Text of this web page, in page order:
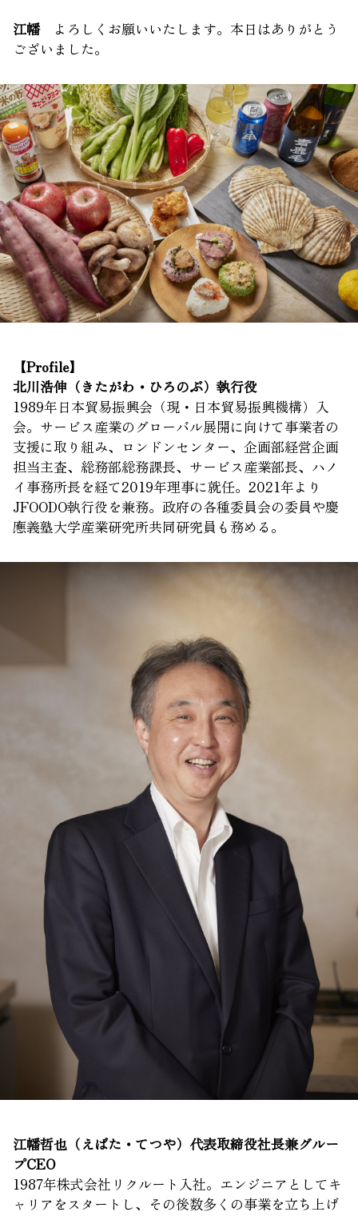
江幡よろしくお願いいたします。本日はありがとう
ございました。
【Profile】
北川浩伸（きたがわ・ひろのぶ）執行役
1989年日本貿易振興会（現・日本貿易振興機構）入
会。サービス産業のグローバル展開に向けて事業者の
支援に取り組み、ロンドンセンター、企画部経営企画
担当主査、総務部総務課長、サービス産業部長、ハノ
イ事務所長を経て2019年理事に就任。2021年より
JFOODO執行役を兼務。政府の各種委員会の委員や慶
應義塾大学産業研究所共同研究員も務める。
江幡哲也（えばた・てつや）代表取締役社長兼グルー
プCEO
1987年株式会社リクルート入社。エンジニアとしてキ
ャリアをスタートし、その後数多くの事業を立ち上げ